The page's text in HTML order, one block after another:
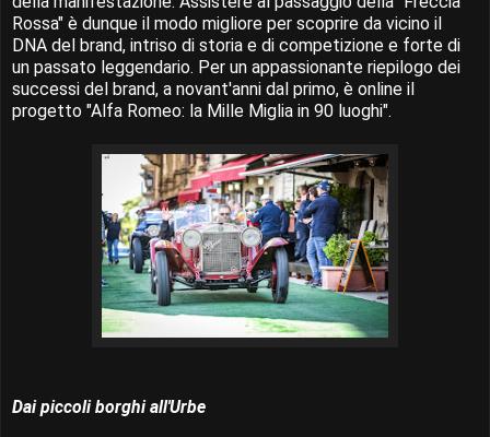
Rossa" è dunque il modo migliore per scoprire da vicino il
DNA del brand, intriso di storia e di competizione e forte di
un passato leggendario. Per un appassionante riepilogo dei
successi del brand, a novant'anni dal primo, è online il
progetto "Alfa Romeo: la Mille Miglia in 90 luoghi".
Dai piccoli borghi all'Urbe